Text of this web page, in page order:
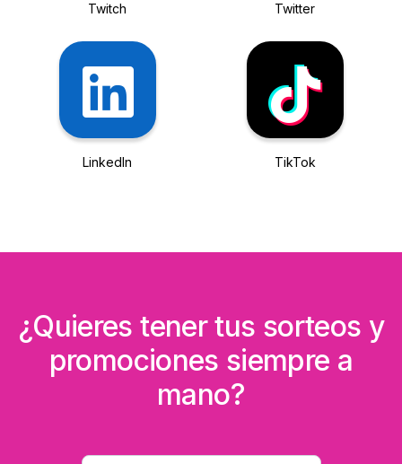
Twitch Twitter
LinkedIn TikTok
¿Quieres tener tus sorteos y
promociones siempre a
mano?